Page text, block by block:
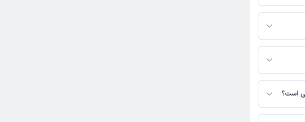
نیست. برای
است.
است؟
نیست.